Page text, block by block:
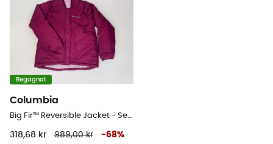
Begagnat
Columbia
Big Fir™ Reversible Jacket - Second Hand Regnjacka - Børn - Rosa - S
318,68 kr 989,00 kr -68%